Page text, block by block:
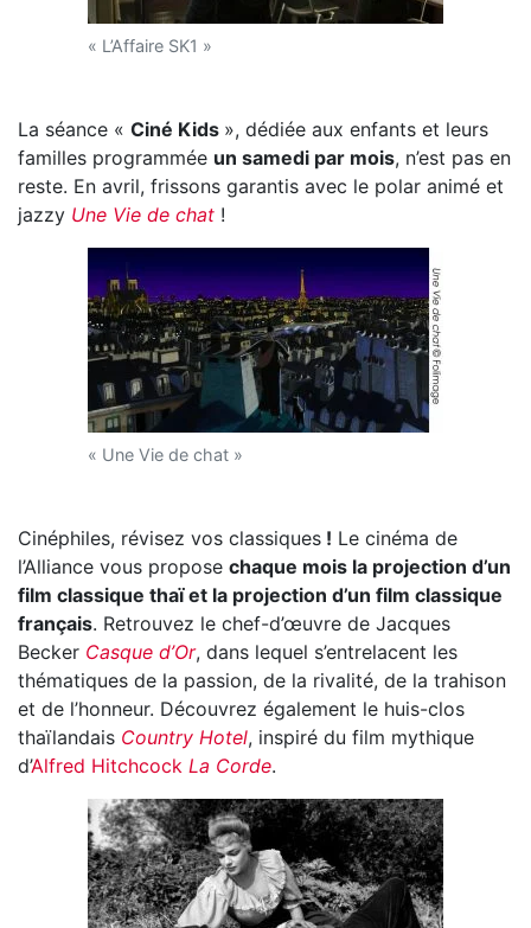
« L’Affaire SK1 »
La séance « Ciné Kids », dédiée aux enfants et leurs
familles programmée un samedi par mois, n’est pas en
reste. En avril, frissons garantis avec le polar animé et
jazzy Une Vie de chat !
« Une Vie de chat »
Cinéphiles, révisez vos classiques ! Le cinéma de
l’Alliance vous propose chaque mois la projection d’un
film classique thaï et la projection d’un film classique
français. Retrouvez le chef-d’œuvre de Jacques
Becker Casque d’Or, dans lequel s’entrelacent les
thématiques de la passion, de la rivalité, de la trahison
et de l’honneur. Découvrez également le huis-clos
thaïlandais Country Hotel, inspiré du film mythique
d’Alfred Hitchcock La Corde.